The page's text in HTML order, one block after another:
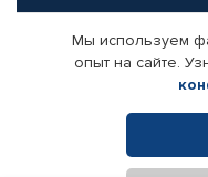
Партнерам
Корпоративным
Поставщикам
Мы используем
опыт на сайте.